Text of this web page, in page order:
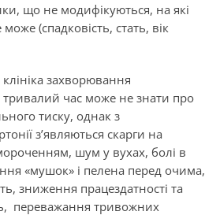
що не модифікуються, на які
(спадковість, стать, вік
захворювання
час може не знати про
тиску, однак з
з’являються скарги на
шум у вухах, болі в
«мушок» і пелена перед очима,
зниження працездатності та
переважання тривожних